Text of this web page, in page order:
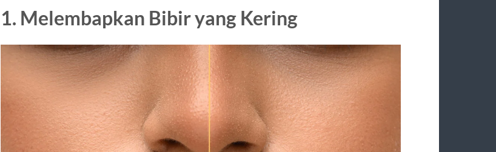
1. Melembapkan Bibir yang Kering